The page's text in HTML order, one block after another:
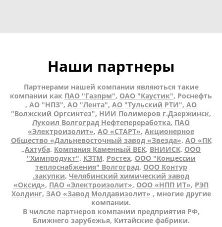
Наши партнеры
Партнерами нашей компании являються такие
компании как ПАО "Газпрм", ОАО "Каустик", Роснефть
, АО "НПЗ", АО "Лента", АО "Тульский РТИ", АО
"Волжский Оргсинтез", НИИ Полимеров г.Дзержинск,
Лукоил Волгоград Нефтепереработка, ПАО
«Электроизолит», АО «СТАРТ», Акционерное
Общество «Дальневосточный завод «Звезда», АО «ПК
„Ахтуба, Компания Каменный ВЕК, ВНИИСК, ООО
"Химпродукт", КЗТМ, Ростех, ООО "Концессии
теплоснабжения" Волгоград, ООО Контур
.закупки, Челябинский химический завод
«Оксид», ПАО «Электроизолит», ООО «НПП ИТ», РЭП
Холдинг, ЗАО «Завод Молдавизолит» , многие другие
компании.
В чилсле партнеров компании предприятия РФ,
Ближнего зарубежья, Китайские фабрики.